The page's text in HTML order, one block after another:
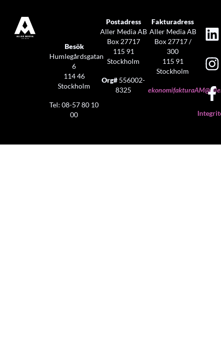
Besök
Humlegårdsgatan
6
114 46
Stockholm
Tel: 08-57 80 10
00
Postadress
Aller Media AB
Box 27717
115 91
Stockholm
Org# 556002-
8325
Fakturadress
Aller Media AB
Box 27717 /
300
115 91
Stockholm